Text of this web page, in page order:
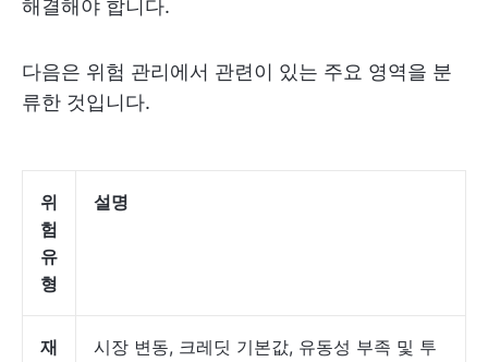
해결해야 합니다.
다음은 위험 관리에서 관련이 있는 주요 영역을 분
류한 것입니다.
위
험
유
형
설명
재
시장 변동, 크레딧 기본값, 유동성 부족 및 투